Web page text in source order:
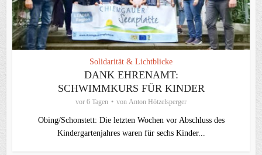
Solidarität & Lichtblicke
DANK EHRENAMT:
SCHWIMMKURS FÜR KINDER
vor 6 Tagen von Anton Hötzelsperger
Obing/Schonstett: Die letzten Wochen vor Abschluss des
Kindergartenjahres waren für sechs Kinder...